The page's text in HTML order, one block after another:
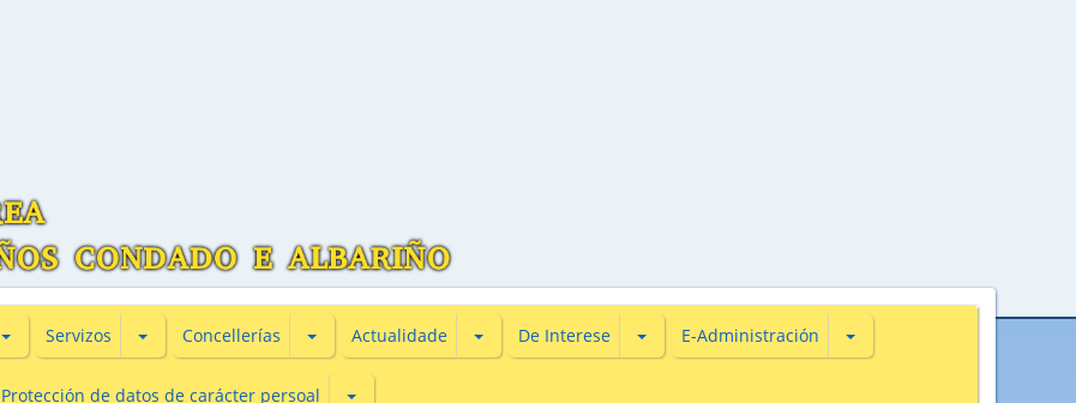
Subsecciones de Información turìstica
Servizos Subsecciones de Servizos
Concellerías Subsecciones de Concellerías
Actualidade Subsecciones de Actualidade
De Interese Subsecciones de De Interese
E-Administración Subsecciones de E-
Protección de datos de carácter persoal Subsecciones de Protección de datos de carácter persoal